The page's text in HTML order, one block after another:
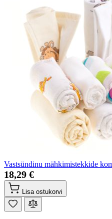
Vastsündinu mähkimistekkide
18,29 €
Lisa ostukorvi